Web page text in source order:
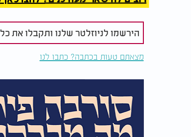
הירשמו לניוזלטר שלנו ותקבלו את
מצאתם טעות בכתבה? כתבו לנו